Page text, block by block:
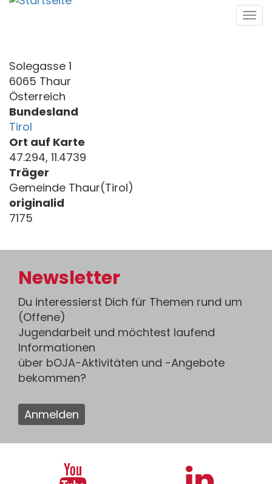
Direkt
Solegasse 1
6065 Thaur
Österreich
Bundesland
Tirol
Ort auf Karte
47.294, 11.4739
Träger
Gemeinde Thaur(Tirol)
originalid
7175
Newsletter
Du interessierst Dich für Themen rund um
(Offene)
Jugendarbeit und möchtest laufend
Informationen
über bOJA-Aktivitäten und -Angebote
bekommen?
Anmelden